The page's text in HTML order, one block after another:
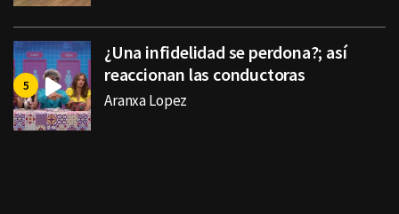
¿Una infidelidad se perdona?; así
reaccionan las conductoras
Aranxa Lopez